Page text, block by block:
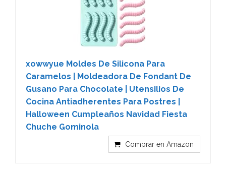
xowwyue Moldes De Silicona Para
Caramelos | Moldeadora De Fondant De
Gusano Para Chocolate | Utensilios De
Cocina Antiadherentes Para Postres |
Halloween Cumpleaños Navidad Fiesta
Chuche Gominola
Comprar en Amazon